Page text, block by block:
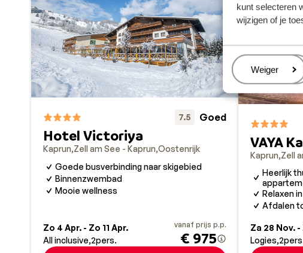
kunt selecteren
wijzigen of je
Beheren
Weiger
7.5 Goed
Hotel Victoriya
Kaprun Zell am See - Kaprun Oostenrijk
Goede busverbinding naar skigebied
Binnenzwembad
Mooie wellness
Zo 4 Apr. - Zo 11 Apr.
All inclusive 2pers.
vanaf prijs p.p.
€ 975
VAYA
Kaprun Zell
Heerlijk
Relaxen
Afdalen
Za 28 Nov.
Logies 2